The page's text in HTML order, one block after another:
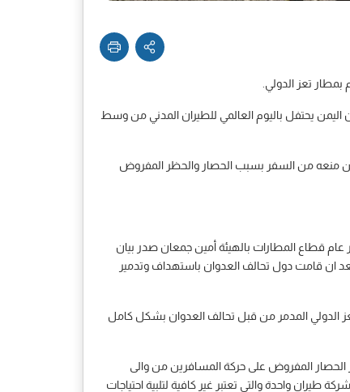
بمطار تعز الدولي.
اليمن يحتفل باليوم العالمي للطيران المدني من وسط
عن منعه من السفر بسبب الحصار والحظر المفروض
عام قطاع المطارات بالهيئة أمين جمعان صدر بيان
,بعد ان قامت دول تحالف العدوان باستهداف وتدمير
والارصاد في اليمن تحيي الذكرى الـ 79 لليوم العالمي للطيران المدني 7 ديسمبر من مطار تعز الدولي المدمر من قبل تحالف العدوان بشكل كامل
المفروض على حركة المسافرين من والى
واحدة والتي تعتبر غير كافية لتلبية احتياجات